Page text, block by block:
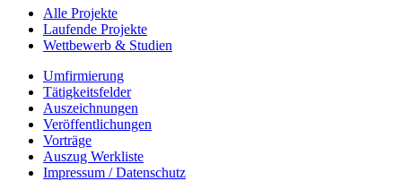
Alle Projekte
Laufende Projekte
Wettbewerb & Studien
Umfirmierung
Tätigkeitsfelder
Auszeichnungen
Veröffentlichungen
Vorträge
Auszug Werkliste
Impressum / Datenschutz